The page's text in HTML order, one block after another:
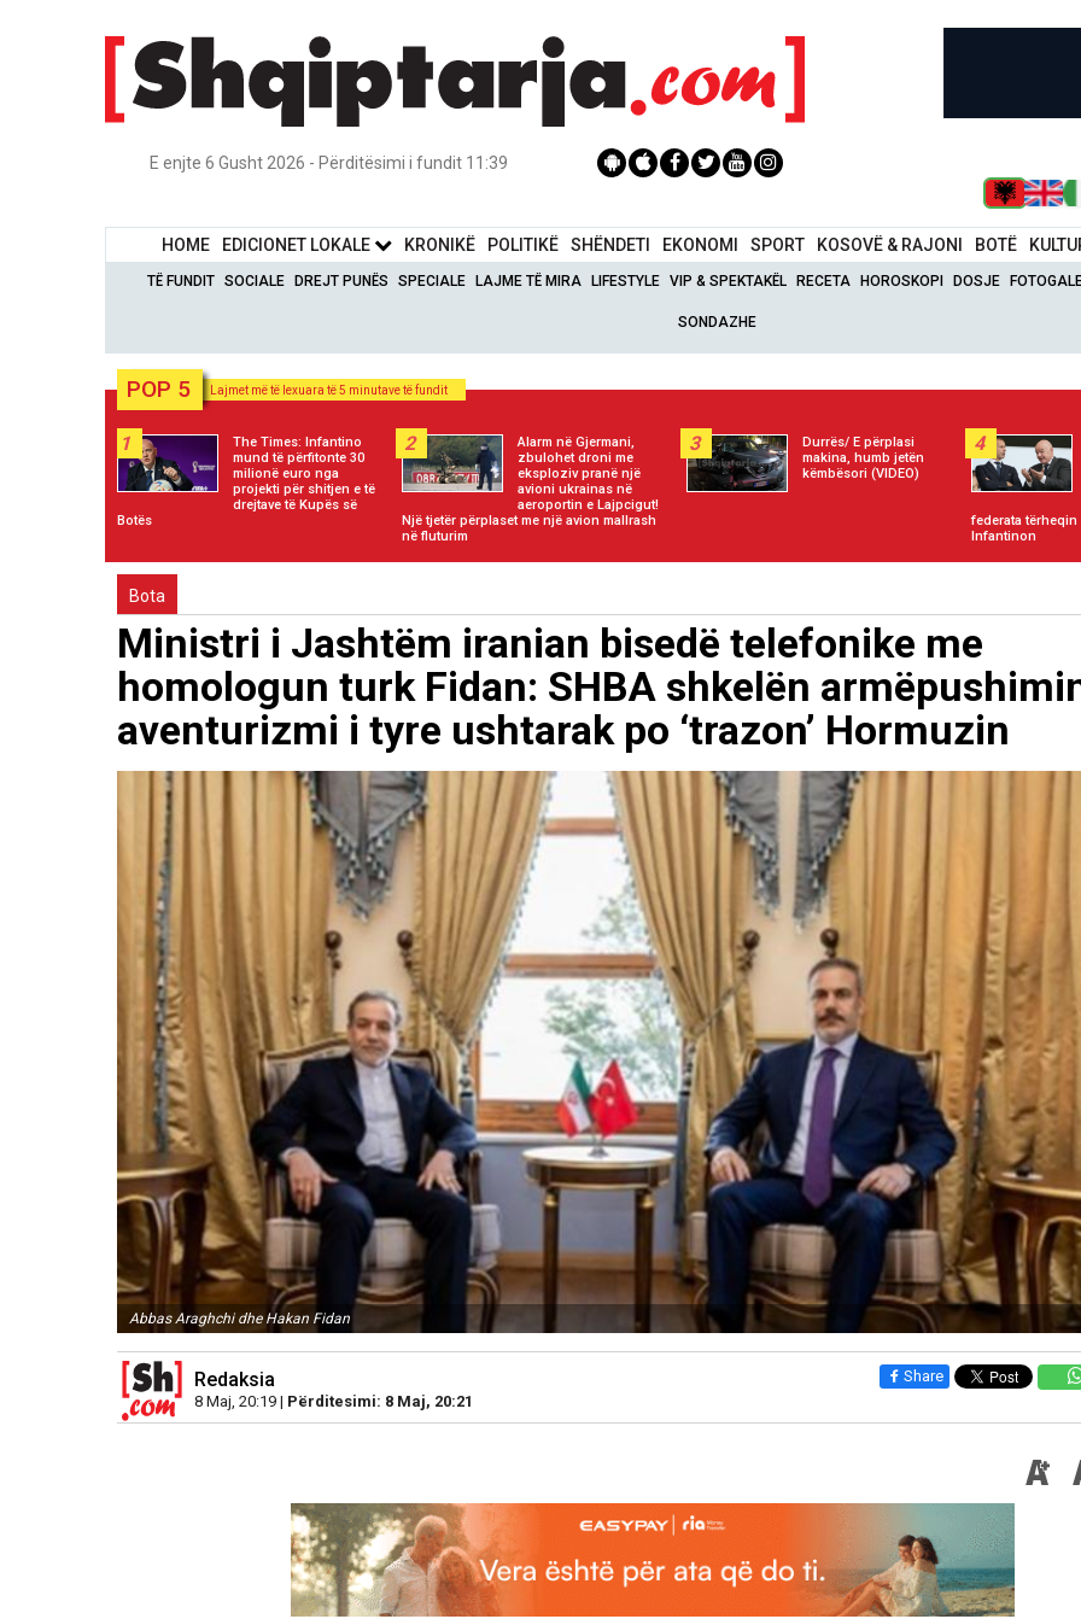
E enjte 6 Gusht 2026 - Përditësimi i fundit 11:39
HOME EDICIONET LOKALE KRONIKË POLITIKË SHËNDETI EKONOMI SPORT KOSOVË & RAJONI BOTË
TË FUNDIT SOCIALE DREJT PUNËS SPECIALE LAJME TË MIRA LIFESTYLE VIP & SPEKTAKËL RECETA HOROSKOPI DOSJE
SONDAZHE
POP 5 Lajmet më të lexuara të 5 minutave të fundit
1
The Times: Infantino
mund të përfitonte 30
milionë euro nga
projekti për shitjen e të
drejtave të Kupës së
Botës
2
Alarm në Gjermani,
zbulohet droni me
eksploziv pranë një
avioni ukrainas në
aeroportin e Lajpcigut!
Një tjetër përplaset me një avion mallrash
në fluturim
3
Durrës/ E përplasi
makina, humb jetën
këmbësori (VIDEO)
4
federata
Infantinon
Bota
Ministri i Jashtëm iranian bisedë telefonike me
homologun turk Fidan: SHBA shkelën
aventurizmi i tyre ushtarak po ‘trazon’ Hormuzin
Abbas Araghchi dhe Hakan Fidan
Redaksia
8 Maj, 20:19 | Përditesimi: 8 Maj, 20:21
Share